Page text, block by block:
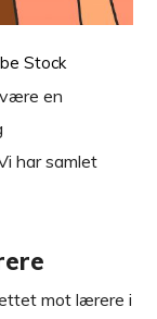
Stock
en
har samlet
mot lærere i